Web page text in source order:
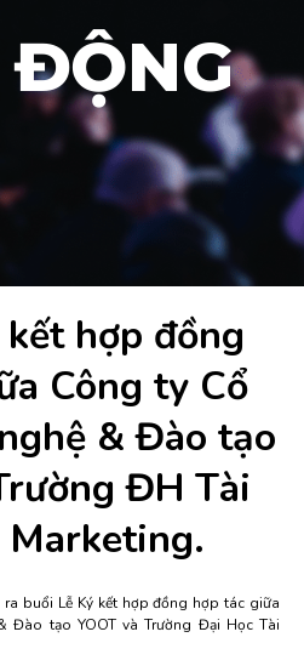
hợp đồng
Công ty Cổ
& Đào tạo
ĐH Tài
Marketing.
buổi Lễ Ký kết hợp đồng hợp tác giữa
Đào tạo YOOT và Trường Đại Học Tài